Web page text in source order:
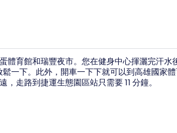
體育館和瑞豐夜市。您在健身中心揮灑完汗水
一下。此外，開車一下下就可以到高雄國家
走路到捷運生態園區站只需要 11 分鐘。